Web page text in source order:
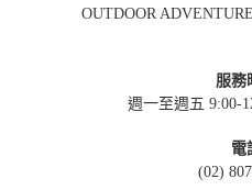
OUTDOOR
服務
週一至週五 9:00-
電
(02)